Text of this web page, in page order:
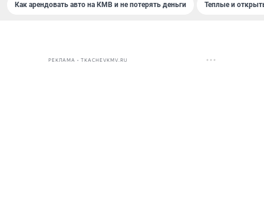
Как арендовать авто на КМВ и не потерять деньги Теплые и
РЕКЛАМА • TKACHEVKMV.RU